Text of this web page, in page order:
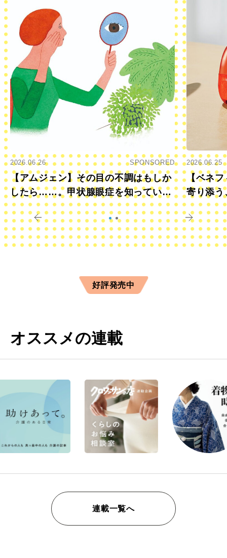
2026.06.26 SPONSORED
【アムジェン】その目の不調はもしか
したら……。甲状腺眼症を知っていま
すか？
2026.06.25
【ベネフ
寄り添う
きに
好評発売中
オススメの連載
連載一覧へ